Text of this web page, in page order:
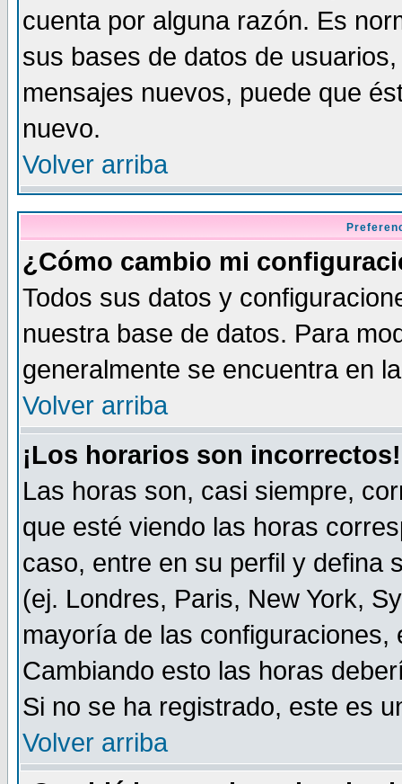
cuenta por alguna razón. Es
sus bases de datos de
mensajes nuevos, puede que
nuevo.
Volver arriba
¿Cómo cambio mi
Todos sus datos y
nuestra base de datos. Para
generalmente se encuentra en
Volver arriba
¡Los horarios son incorrectos!
Las horas son, casi siempre,
que esté viendo las horas
caso, entre en su perfil y defina
(ej. Londres, Paris, New York,
mayoría de las
Cambiando esto las horas
Si no se ha registrado, este es
Volver arriba